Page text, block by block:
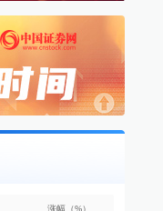
涨幅（%）